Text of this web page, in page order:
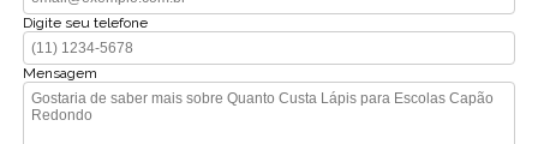
Digite seu telefone
Mensagem